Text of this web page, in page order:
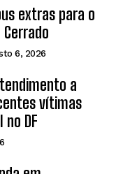
extras para o
6, 2026
a
vítimas
DF